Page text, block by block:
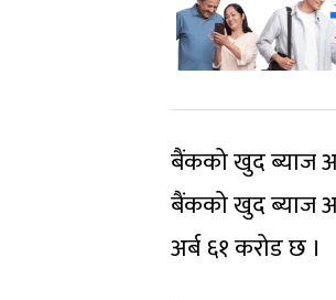
बैंकको खुद ब्याज
बैंकको खुद ब्याज
अर्ब ६१ करोड छ ।